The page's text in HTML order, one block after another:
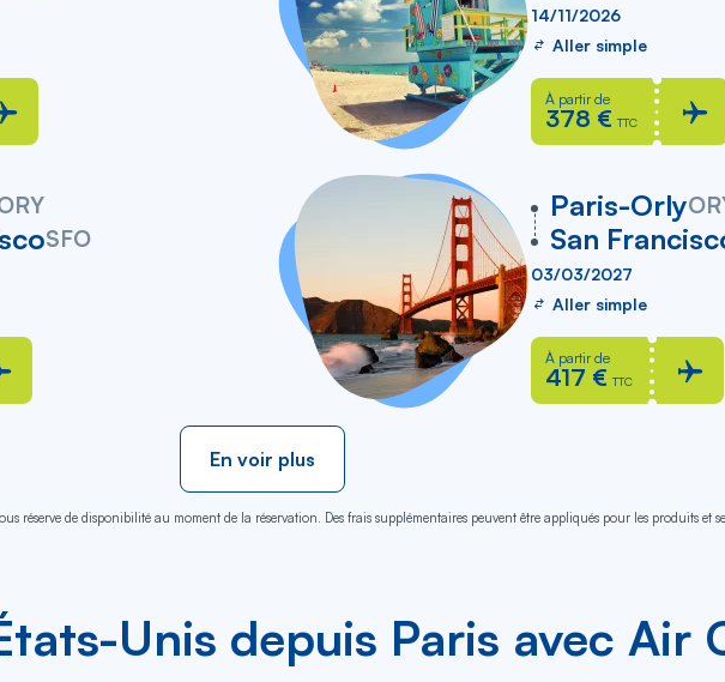
14/11/2026
Aller simple
À partir de
378 € TTC
SFO
Paris-Orly
vers
San
03/03/2027
Aller simple
À partir de
417 € TTC
En voir plus
réserve de disponibilité au moment de la réservation. Des frais supplémentaires peuvent être appliqués pour les produits et
Unis depuis Paris avec Air